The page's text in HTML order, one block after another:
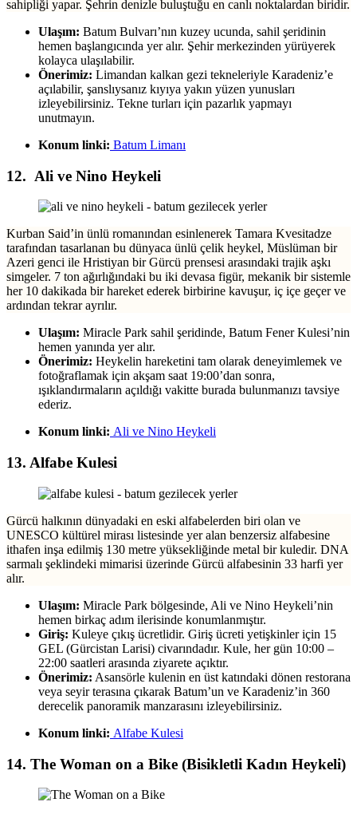
sahipliği yapar. Şehrin denizle buluştuğu en canlı noktalardan biridir.
Ulaşım: Batum Bulvarı’nın kuzey ucunda, sahil şeridinin
hemen başlangıcında yer alır. Şehir merkezinden yürüyerek
kolayca ulaşılabilir.
Önerimiz: Limandan kalkan gezi tekneleriyle Karadeniz’e
açılabilir, şanslıysanız kıyıya yakın yüzen yunusları
izleyebilirsiniz. Tekne turları için pazarlık yapmayı
unutmayın.
Konum linki: Batum Limanı
12. Ali ve Nino Heykeli
Kurban Said’in ünlü romanından esinlenerek Tamara Kvesitadze
tarafından tasarlanan bu dünyaca ünlü çelik heykel, Müslüman bir
Azeri genci ile Hristiyan bir Gürcü prensesi arasındaki trajik aşkı
simgeler. 7 ton ağırlığındaki bu iki devasa figür, mekanik bir sistemle
her 10 dakikada bir hareket ederek birbirine kavuşur, iç içe geçer ve
ardından tekrar ayrılır.
Ulaşım: Miracle Park sahil şeridinde, Batum Fener Kulesi’nin
hemen yanında yer alır.
Önerimiz: Heykelin hareketini tam olarak deneyimlemek ve
fotoğraflamak için akşam saat 19:00’dan sonra,
ışıklandırmaların açıldığı vakitte burada bulunmanızı tavsiye
ederiz.
Konum linki: Ali ve Nino Heykeli
13. Alfabe Kulesi
Gürcü halkının dünyadaki en eski alfabelerden biri olan ve
UNESCO kültürel mirası listesinde yer alan benzersiz alfabesine
ithafen inşa edilmiş 130 metre yüksekliğinde metal bir kuledir. DNA
sarmalı şeklindeki mimarisi üzerinde Gürcü alfabesinin 33 harfi yer
alır.
Ulaşım: Miracle Park bölgesinde, Ali ve Nino Heykeli’nin
hemen birkaç adım ilerisinde konumlanmıştır.
Giriş: Kuleye çıkış ücretlidir. Giriş ücreti yetişkinler için 15
GEL (Gürcistan Larisi) civarındadır. Kule, her gün 10:00 –
22:00 saatleri arasında ziyarete açıktır.
Önerimiz: Asansörle kulenin en üst katındaki dönen restorana
veya seyir terasına çıkarak Batum’un ve Karadeniz’in 360
derecelik panoramik manzarasını izleyebilirsiniz.
Konum linki: Alfabe Kulesi
14. The Woman on a Bike (Bisikletli Kadın Heykeli)